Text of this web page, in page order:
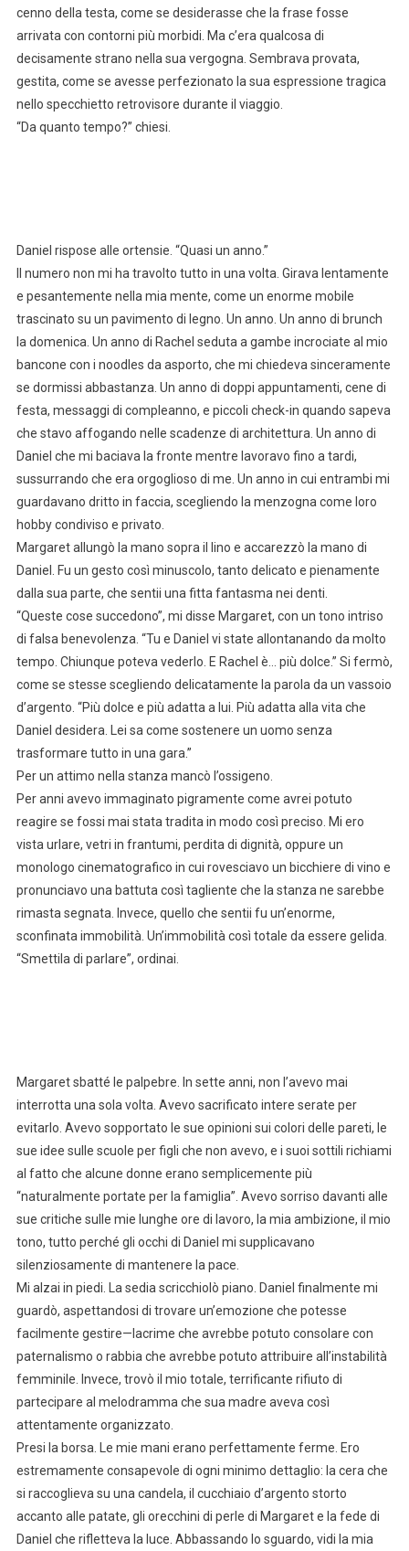
cenno della testa, come se desiderasse che la frase fosse
arrivata con contorni più morbidi. Ma c’era qualcosa di
decisamente strano nella sua vergogna. Sembrava provata,
gestita, come se avesse perfezionato la sua espressione tragica
nello specchietto retrovisore durante il viaggio.
“Da quanto tempo?” chiesi.
Daniel rispose alle ortensie. “Quasi un anno.”
Il numero non mi ha travolto tutto in una volta. Girava lentamente
e pesantemente nella mia mente, come un enorme mobile
trascinato su un pavimento di legno. Un anno. Un anno di brunch
la domenica. Un anno di Rachel seduta a gambe incrociate al mio
bancone con i noodles da asporto, che mi chiedeva sinceramente
se dormissi abbastanza. Un anno di doppi appuntamenti, cene di
festa, messaggi di compleanno, e piccoli check-in quando sapeva
che stavo affogando nelle scadenze di architettura. Un anno di
Daniel che mi baciava la fronte mentre lavoravo fino a tardi,
sussurrando che era orgoglioso di me. Un anno in cui entrambi mi
guardavano dritto in faccia, scegliendo la menzogna come loro
hobby condiviso e privato.
Margaret allungò la mano sopra il lino e accarezzò la mano di
Daniel. Fu un gesto così minuscolo, tanto delicato e pienamente
dalla sua parte, che sentii una fitta fantasma nei denti.
“Queste cose succedono”, mi disse Margaret, con un tono intriso
di falsa benevolenza. “Tu e Daniel vi state allontanando da molto
tempo. Chiunque poteva vederlo. E Rachel è… più dolce.” Si fermò,
come se stesse scegliendo delicatamente la parola da un vassoio
d’argento. “Più dolce e più adatta a lui. Più adatta alla vita che
Daniel desidera. Lei sa come sostenere un uomo senza
trasformare tutto in una gara.”
Per un attimo nella stanza mancò l’ossigeno.
Per anni avevo immaginato pigramente come avrei potuto
reagire se fossi mai stata tradita in modo così preciso. Mi ero
vista urlare, vetri in frantumi, perdita di dignità, oppure un
monologo cinematografico in cui rovesciavo un bicchiere di vino e
pronunciavo una battuta così tagliente che la stanza ne sarebbe
rimasta segnata. Invece, quello che sentii fu un’enorme,
sconfinata immobilità. Un’immobilità così totale da essere gelida.
“Smettila di parlare”, ordinai.
Margaret sbatté le palpebre. In sette anni, non l’avevo mai
interrotta una sola volta. Avevo sacrificato intere serate per
evitarlo. Avevo sopportato le sue opinioni sui colori delle pareti, le
sue idee sulle scuole per figli che non avevo, e i suoi sottili richiami
al fatto che alcune donne erano semplicemente più
“naturalmente portate per la famiglia”. Avevo sorriso davanti alle
sue critiche sulle mie lunghe ore di lavoro, la mia ambizione, il mio
tono, tutto perché gli occhi di Daniel mi supplicavano
silenziosamente di mantenere la pace.
Mi alzai in piedi. La sedia scricchiolò piano. Daniel finalmente mi
guardò, aspettandosi di trovare un’emozione che potesse
facilmente gestire—lacrime che avrebbe potuto consolare con
paternalismo o rabbia che avrebbe potuto attribuire all’instabilità
femminile. Invece, trovò il mio totale, terrificante rifiuto di
partecipare al melodramma che sua madre aveva così
attentamente organizzato.
Presi la borsa. Le mie mani erano perfettamente ferme. Ero
estremamente consapevole di ogni minimo dettaglio: la cera che
si raccoglieva su una candela, il cucchiaio d’argento storto
accanto alle patate, gli orecchini di perle di Margaret e la fede di
Daniel che rifletteva la luce. Abbassando lo sguardo, vidi la mia